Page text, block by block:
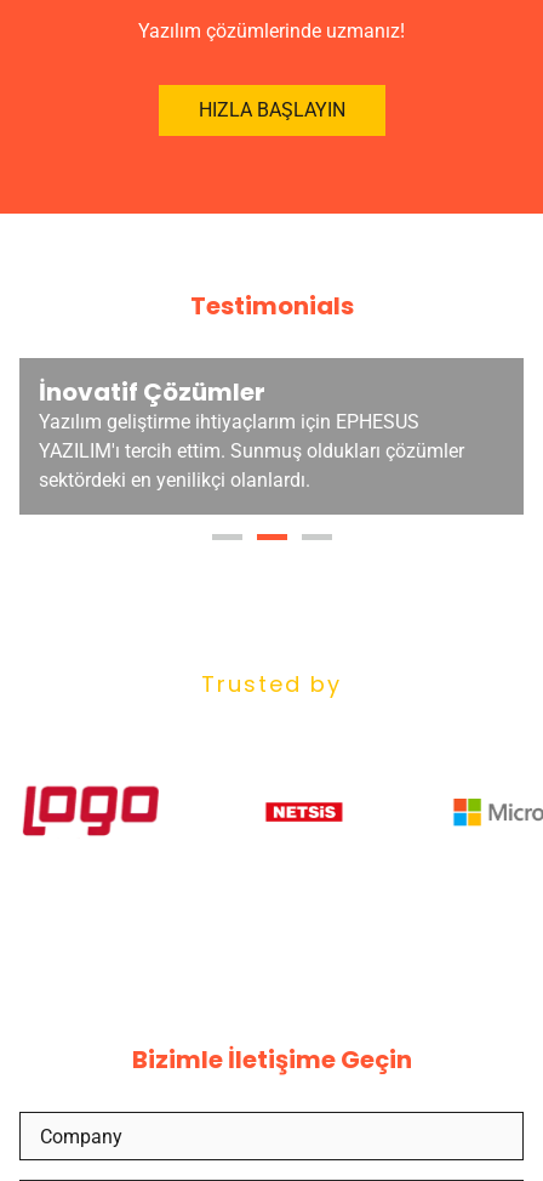
Yazılım çözümlerinde uzmanız!
HIZLA BAŞLAYIN
Testimonials
Çözümler
geliştirme ihtiyaçlarım için EPHESUS
tercih ettim. Sunmuş oldukları çözümler
en yenilikçi olanlardı.
Trusted by
Bizimle İletişime Geçin